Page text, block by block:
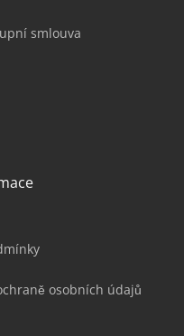
smlouva
osobních údajů